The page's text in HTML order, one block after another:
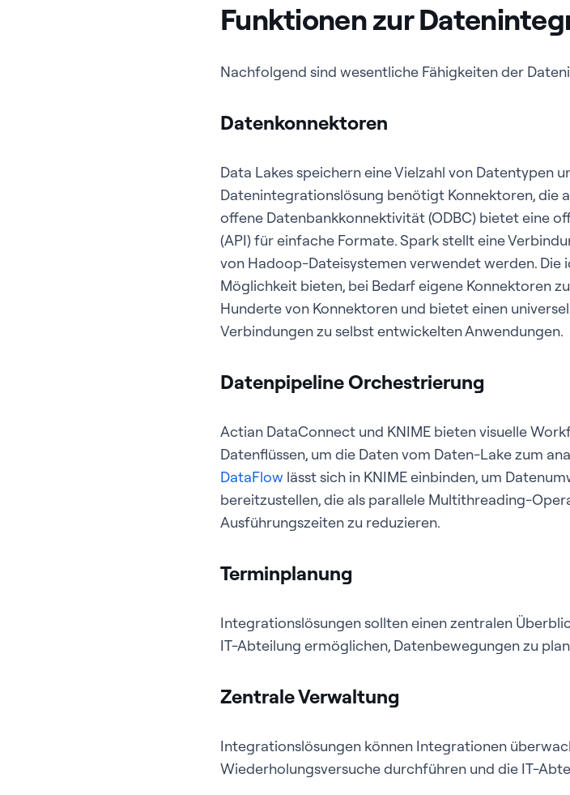
Funktionen zur
Nachfolgend sind wesentliche Fähigkeiten der
Datenkonnektoren
Data Lakes speichern eine Vielzahl von Datentypen
Datenintegrationslösung benötigt Konnektoren, die
offene Datenbankkonnektivität (ODBC) bietet eine
(API) für einfache Formate. Spark stellt eine
von Hadoop-Dateisystemen verwendet werden.
Möglichkeit bieten, bei Bedarf eigene Konnektoren
Hunderte von Konnektoren und bietet einen
Verbindungen zu selbst entwickelten Anwendungen.
Datenpipeline Orchestrierung
Actian DataConnect und KNIME bieten visuelle
Datenflüssen, um die Daten vom Daten-Lake zum
DataFlow lässt sich in KNIME einbinden, um
bereitzustellen, die als parallele Multithreading-
Ausführungszeiten zu reduzieren.
Terminplanung
Integrationslösungen sollten einen zentralen
IT-Abteilung ermöglichen, Datenbewegungen zu
Zentrale Verwaltung
Integrationslösungen können Integrationen
Wiederholungsversuche durchführen und die IT-